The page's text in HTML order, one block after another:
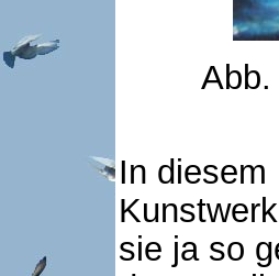
In diesem
sie ja so